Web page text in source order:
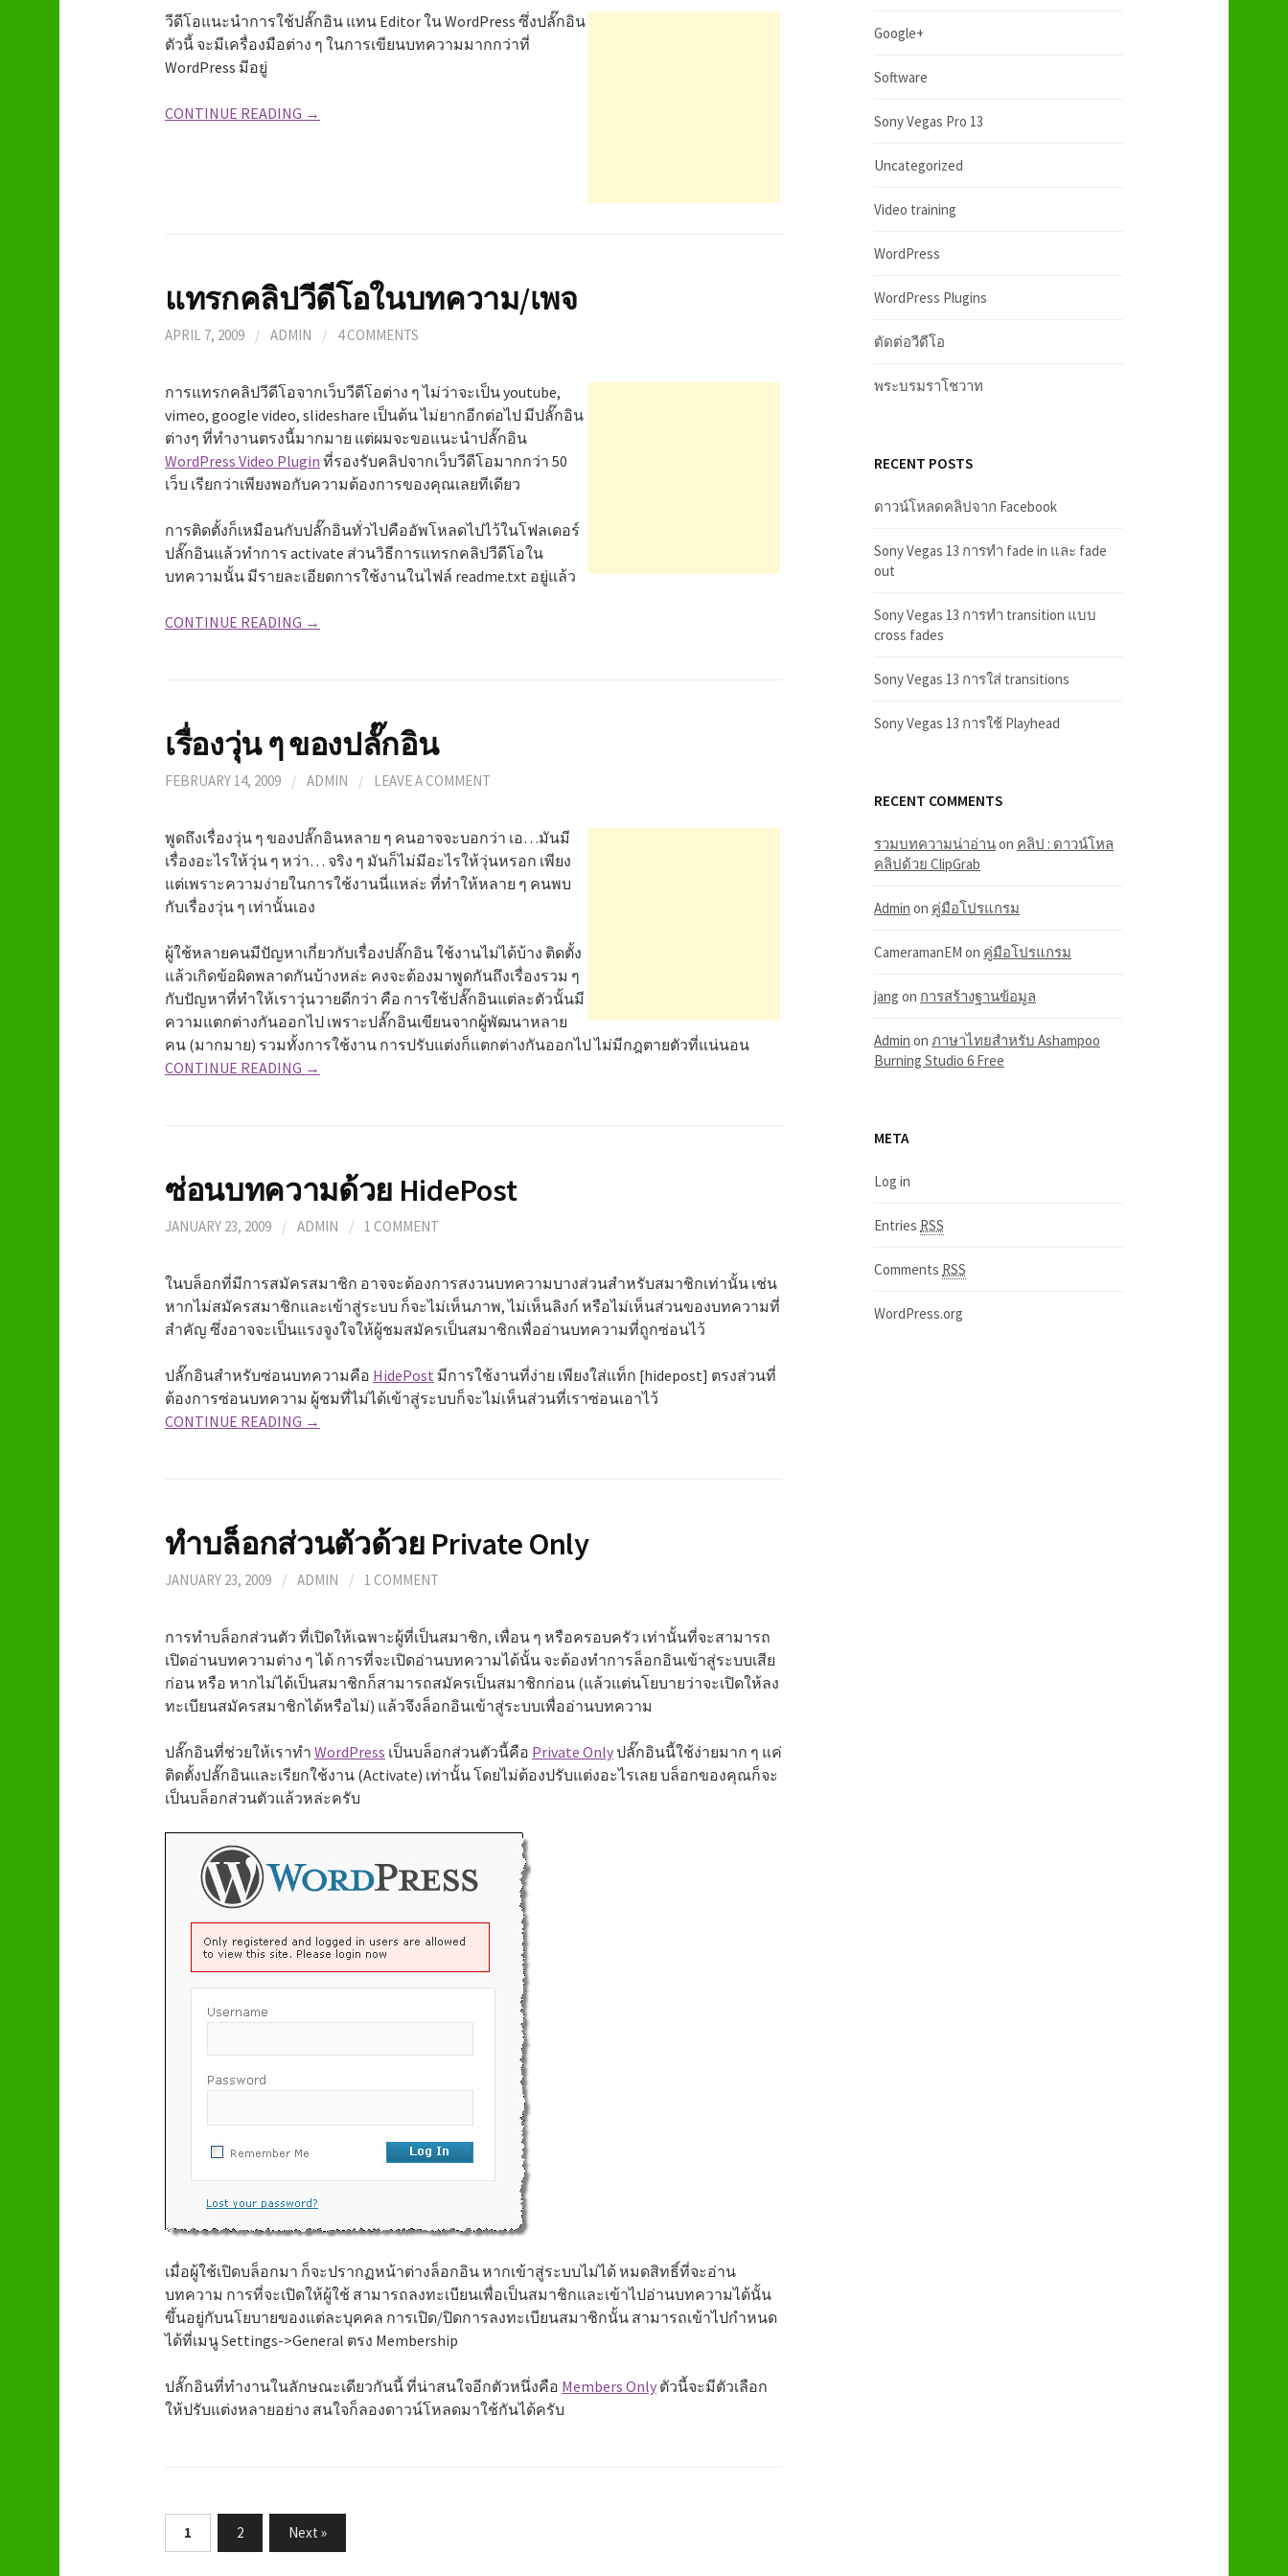
วีดีโอแนะนำการใช้ปลั๊กอิน แทน Editor ใน WordPress ซึ่งปลั๊กอิน
ตัวนี้ จะมีเครื่องมือต่าง ๆ ในการเขียนบทความมากกว่าที่
WordPress มีอยู่
CONTINUE READING →
แทรกคลิปวีดีโอในบทความ/เพจ
APRIL 7, 2009 / ADMIN / 4 COMMENTS
การแทรกคลิปวีดีโอจากเว็บวีดีโอต่าง ๆ ไม่ว่าจะเป็น youtube,
vimeo, google video, slideshare เป็นต้น ไม่ยากอีกต่อไป มีปลั๊กอิน
ต่างๆ ที่ทำงานตรงนี้มากมาย แต่ผมจะขอแนะนำปลั๊กอิน
WordPress Video Plugin ที่รองรับคลิปจากเว็บวีดีโอมากกว่า 50
เว็บ เรียกว่าเพียงพอกับความต้องการของคุณเลยทีเดียว
การติดตั้งก็เหมือนกับปลั๊กอินทั่วไปคืออัพโหลดไปไว้ในโฟลเดอร์
ปลั๊กอินแล้วทำการ activate ส่วนวิธีการแทรกคลิปวีดีโอใน
บทความนั้น มีรายละเอียดการใช้งานในไฟล์ readme.txt อยู่แล้ว
CONTINUE READING →
เรื่องวุ่น ๆ ของปลั๊กอิน
FEBRUARY 14, 2009 / ADMIN / LEAVE A COMMENT
พูดถึงเรื่องวุ่น ๆ ของปลั๊กอินหลาย ๆ คนอาจจะบอกว่า เอ…มันมี
เรื่องอะไรให้วุ่น ๆ หว่า… จริง ๆ มันก็ไม่มีอะไรให้วุ่นหรอก เพียง
แต่เพราะความง่ายในการใช้งานนี่แหล่ะ ที่ทำให้หลาย ๆ คนพบ
กับเรื่องวุ่น ๆ เท่านั้นเอง
ผู้ใช้หลายคนมีปัญหาเกี่ยวกับเรื่องปลั๊กอิน ใช้งานไม่ได้บ้าง ติดตั้ง
แล้วเกิดข้อผิดพลาดกันบ้างหล่ะ คงจะต้องมาพูดกันถึงเรื่องรวม ๆ
กับปัญหาที่ทำให้เราวุ่นวายดีกว่า คือ การใช้ปลั๊กอินแต่ละตัวนั้นมี
ความแตกต่างกันออกไป เพราะปลั๊กอินเขียนจากผู้พัฒนาหลาย
คน (มากมาย) รวมทั้งการใช้งาน การปรับแต่งก็แตกต่างกันออกไป ไม่มีกฎตายตัวที่แน่นอน
CONTINUE READING →
ซ่อนบทความด้วย HidePost
JANUARY 23, 2009 / ADMIN / 1 COMMENT
ในบล็อกที่มีการสมัครสมาชิก อาจจะต้องการสงวนบทความบางส่วนสำหรับสมาชิกเท่านั้น เช่น
หากไม่สมัครสมาชิกและเข้าสู่ระบบ ก็จะไม่เห็นภาพ, ไม่เห็นลิงก์ หรือไม่เห็นส่วนของบทความที่
สำคัญ ซึ่งอาจจะเป็นแรงจูงใจให้ผู้ชมสมัครเป็นสมาชิกเพื่ออ่านบทความที่ถูกซ่อนไว้
ปลั๊กอินสำหรับซ่อนบทความคือ HidePost มีการใช้งานที่ง่าย เพียงใส่แท็ก [hidepost] ตรงส่วนที่
ต้องการซ่อนบทความ ผู้ชมที่ไม่ได้เข้าสู่ระบบก็จะไม่เห็นส่วนที่เราซ่อนเอาไว้
CONTINUE READING →
ทำบล็อกส่วนตัวด้วย Private Only
JANUARY 23, 2009 / ADMIN / 1 COMMENT
การทำบล็อกส่วนตัว ที่เปิดให้เฉพาะผู้ที่เป็นสมาชิก, เพื่อน ๆ หรือครอบครัว เท่านั้นที่จะสามารถ
เปิดอ่านบทความต่าง ๆ ได้ การที่จะเปิดอ่านบทความได้นั้น จะต้องทำการล็อกอินเข้าสู่ระบบเสีย
ก่อน หรือ หากไม่ได้เป็นสมาชิกก็สามารถสมัครเป็นสมาชิกก่อน (แล้วแต่นโยบายว่าจะเปิดให้ลง
ทะเบียนสมัครสมาชิกได้หรือไม่) แล้วจึงล็อกอินเข้าสู่ระบบเพื่ออ่านบทความ
ปลั๊กอินที่ช่วยให้เราทำ WordPress เป็นบล็อกส่วนตัวนี้คือ Private Onlyปลั๊กอินนี้ใช้ง่ายมาก ๆ แค่
ติดตั้งปลั๊กอินและเรียกใช้งาน (Activate) เท่านั้น โดยไม่ต้องปรับแต่งอะไรเลย บล็อกของคุณก็จะ
เป็นบล็อกส่วนตัวแล้วหล่ะครับ
เมื่อผู้ใช้เปิดบล็อกมา ก็จะปรากฏหน้าต่างล็อกอิน หากเข้าสู่ระบบไม่ได้ หมดสิทธิ์ที่จะอ่าน
บทความ การที่จะเปิดให้ผู้ใช้ สามารถลงทะเบียนเพื่อเป็นสมาชิกและเข้าไปอ่านบทความได้นั้น
ขึ้นอยู่กับนโยบายของแต่ละบุคคล การเปิด/ปิดการลงทะเบียนสมาชิกนั้น สามารถเข้าไปกำหนด
ได้ที่เมนู Settings->General ตรง Membership
ปลั๊กอินที่ทำงานในลักษณะเดียวกันนี้ ที่น่าสนใจอีกตัวหนึ่งคือ Members Only ตัวนี้จะมีตัวเลือก
ให้ปรับแต่งหลายอย่าง สนใจก็ลองดาวน์โหลดมาใช้กันได้ครับ
1 2 Next »
Google+
Software
Sony Vegas Pro 13
Uncategorized
Video training
WordPress
WordPress Plugins
ตัดต่อวีดีโอ
พระบรมราโชวาท
RECENT POSTS
ดาวน์โหลดคลิปจาก Facebook
Sony Vegas 13 การทำ fade in และ fade
out
Sony Vegas 13 การทำ transition แบบ
cross fades
Sony Vegas 13 การใส่ transitions
Sony Vegas 13 การใช้ Playhead
RECENT COMMENTS
รวมบทความน่าอ่านon คลิป : ดาวน์โหล
คลิปด้วย ClipGrab
Admin on คู่มือโปรแกรม
CameramanEM on คู่มือโปรแกรม
jang on การสร้างฐานข้อมูล
Admin on ภาษาไทยสำหรับ Ashampoo
Burning Studio 6 Free
META
Log in
Entries RSS
Comments RSS
WordPress.org